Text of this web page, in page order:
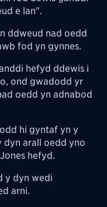
e lan".
ddweud nad oedd
fod yn gynnes.
hefyd ddewis i
ond gwadodd yr
oedd yn adnabod
hi gyntaf yn y
dyn arall oedd yno
hefyd.
y dyn wedi
arni.